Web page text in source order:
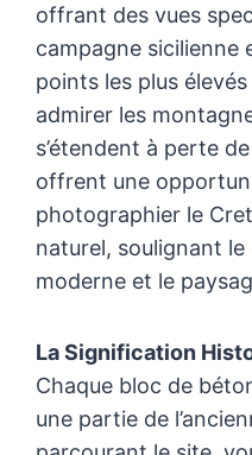
offrant des vues
campagne sicilienne
points les plus
admirer les
s’étendent à perte
offrent une
photographier le
naturel, soulignant
moderne et le
La Signification
Chaque bloc de
une partie de